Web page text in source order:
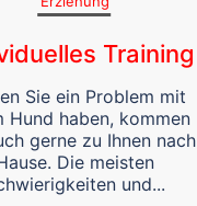
Training
Sie ein Problem mit
Hund haben, kommen
gerne zu Ihnen nach
Die meisten
und...